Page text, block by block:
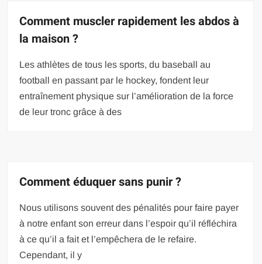
Comment muscler rapidement les abdos à
la maison ?
Les athlètes de tous les sports, du baseball au
football en passant par le hockey, fondent leur
entraînement physique sur l’amélioration de la force
de leur tronc grâce à des
Comment éduquer sans punir ?
Nous utilisons souvent des pénalités pour faire payer
à notre enfant son erreur dans l’espoir qu’il réfléchira
à ce qu’il a fait et l’empêchera de le refaire.
Cependant, il y